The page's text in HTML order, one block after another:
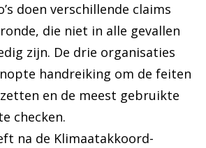
doen verschillende claims
die niet in alle gevallen
zijn. De drie organisaties
handreiking om de feiten
en de meest gebruikte
checken.
na de Klimaatakkoord-